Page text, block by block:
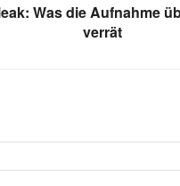
Was die Aufnahme
verrät